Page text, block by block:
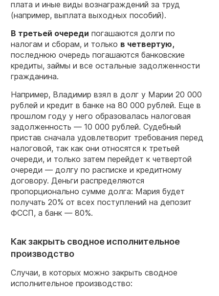
плата и иные виды вознаграждений за труд
(например, выплата выходных пособий).
В третьей очереди погашаются долги по
налогам и сборам, и только в четвертую,
последнюю очередь погашаются банковские
кредиты, займы и все остальные задолженности
гражданина.
Например, Владимир взял в долг у Марии 20 000
рублей и кредит в банке на 80 000 рублей. Еще в
прошлом году у него образовалась налоговая
задолженность — 10 000 рублей. Судебный
пристав сначала удовлетворит требования перед
налоговой, так как они относятся к третьей
очереди, и только затем перейдет к четвертой
очереди — долгу по расписке и кредитному
договору. Деньги распределяются
пропорционально сумме долга: Мария будет
получать 20% от всех поступлений на депозит
ФССП, а банк — 80%.
Как закрыть сводное исполнительное
производство
Случаи, в которых можно закрыть сводное
исполнительное производство: